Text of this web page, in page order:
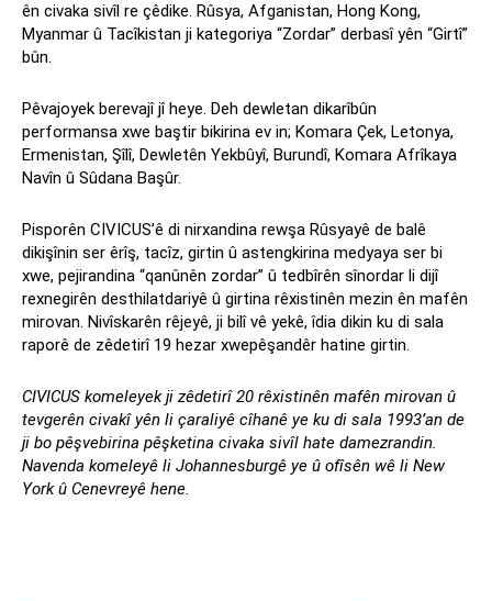
ên civaka sivîl re çêdike. Rûsya, Afganistan, Hong Kong,
Myanmar û Tacîkistan ji kategoriya “Zordar” derbasî yên “Girtî”
bûn.
Pêvajoyek berevajî jî heye. Deh dewletan dikarîbûn
performansa xwe baştir bikirina ev in; Komara Çek, Letonya,
Ermenistan, Şîlî, Dewletên Yekbûyî, Burundî, Komara Afrîkaya
Navîn û Sûdana Başûr.
Pisporên CIVICUS’ê di nirxandina rewşa Rûsyayê de balê
dikişînin ser êrîş, tacîz, girtin û astengkirina medyaya ser bi
xwe, pejirandina “qanûnên zordar” û tedbîrên sînordar li dijî
rexnegirên desthilatdariyê û girtina rêxistinên mezin ên mafên
mirovan. Nivîskarên rêjeyê, ji bilî vê yekê, îdia dikin ku di sala
raporê de zêdetirî 19 hezar xwepêşandêr hatine girtin.
CIVICUS komeleyek ji zêdetirî 20 rêxistinên mafên mirovan û
tevgerên civakî yên li çaraliyê cîhanê ye ku di sala 1993’an de
ji bo pêşvebirina pêşketina civaka sivîl hate damezrandin.
Navenda komeleyê li Johannesburgê ye û ofîsên wê li New
York û Cenevreyê hene.